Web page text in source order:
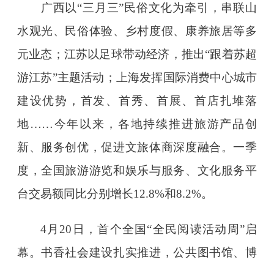
广西以“三月三”民俗文化为牵引，串联山
水观光、民俗体验、乡村度假、康养旅居等多
元业态；江苏以足球带动经济，推出“跟着苏超
游江苏”主题活动；上海发挥国际消费中心城市
建设优势，首发、首秀、首展、首店扎堆落
地……今年以来，各地持续推进旅游产品创
新、服务创优，促进文旅体商深度融合。一季
度，全国旅游游览和娱乐与服务、文化服务平
台交易额同比分别增长12.8%和8.2%。
4月20日，首个全国“全民阅读活动周”启
幕。书香社会建设扎实推进，公共图书馆、博